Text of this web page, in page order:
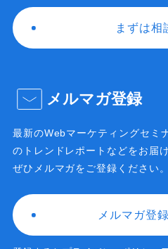
まずは相
メルマガ登録
最新のWebマーケティングセミ
のトレンドレポートなどをお届け
ぜひメルマガをご登録ください。
メルマガ登